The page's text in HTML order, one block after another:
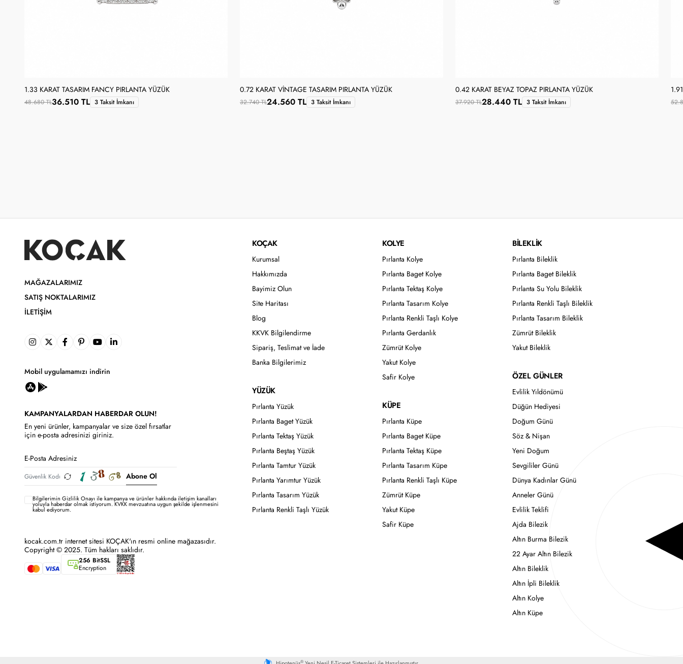
1.33 KARAT TASARIM FANCY PIRLANTA YÜZÜK
48.680 TL36.510 TL 3 Taksit İmkanı
0.72 KARAT VINTAGE TASARIM PIRLANTA YÜZÜK
32.740 TL24.560 TL 3 Taksit İmkanı
0.42 KARAT BEYAZ TOPAZ PIRLANTA YÜZÜK
37.920 TL28.440 TL 3 Taksit İmkanı
MAĞAZALARIMIZ
SATIŞ NOKTALARIMIZ
İLETIŞIM
Mobil uygulamamızı indirin
KAMPANYALARDAN HABERDAR OLUN!
En yeni ürünler, kampanyalar ve size özel fırsatlar
için e-posta adresinizi giriniz.
Abone Ol
Bilgilerimin Gizlilik Onayı ile kampanya ve ürünler hakkında iletişim kanalları
yoluyla haberdar olmak istiyorum.KVKK mevzuatına uygun şekilde işlenmesini
kabul ediyorum.
kocak.com.tr internet sitesi KOÇAK'ın resmi online mağazasıdır.
Copyright © 2025. Tüm hakları saklıdır.
256 BitSSL
Encryption
KOÇAK
Kurumsal
Hakkımızda
Bayimiz Olun
Site Haritası
Blog
KKVK Bilgilendirme
Sipariş, Teslimat ve İade
Banka Bilgilerimiz
YÜZÜK
Pırlanta Yüzük
Pırlanta Baget Yüzük
Pırlanta Tektaş Yüzük
Pırlanta Beştaş Yüzük
Pırlanta Tamtur Yüzük
Pırlanta Yarımtur Yüzük
Pırlanta Tasarım Yüzük
Pırlanta Renkli Taşlı Yüzük
KOLYE
Pırlanta Kolye
Pırlanta Baget Kolye
Pırlanta Tektaş Kolye
Pırlanta Tasarım Kolye
Pırlanta Renkli Taşlı Kolye
Pırlanta Gerdanlık
Zümrüt Kolye
Yakut Kolye
Safir Kolye
KÜPE
Pırlanta Küpe
Pırlanta Baget Küpe
Pırlanta Tektaş Küpe
Pırlanta Tasarım Küpe
Pırlanta Renkli Taşlı Küpe
Zümrüt Küpe
Yakut Küpe
Safir Küpe
BİLEKLİK
Pırlanta Bileklik
Pırlanta Baget Bileklik
Pırlanta Su Yolu Bileklik
Pırlanta Renkli Taşlı Bileklik
Pırlanta Tasarım Bileklik
Zümrüt Bileklik
Yakut Bileklik
ÖZEL GÜNLER
Evlilik Yıldönümü
Düğün Hediyesi
Doğum Günü
Söz & Nişan
Yeni Doğum
Sevgililer Günü
Dünya Kadınlar Günü
Anneler Günü
Evlilik Teklifi
Ajda Bilezik
Altın Burma Bilezik
22 Ayar Altın Bilezik
Altın Bileklik
Altın İpli Bileklik
Altın Kolye
Altın Küpe
®